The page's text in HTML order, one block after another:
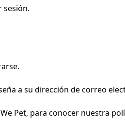
sesión.
a su dirección de correo
Pet, para conocer nuestra